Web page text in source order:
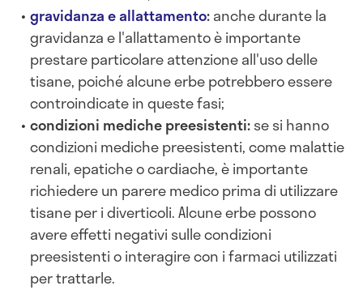
gravidanza e allattamento:anche durante la
gravidanza e l'allattamento è importante
prestare particolare attenzione all'uso delle
tisane, poiché alcune erbe potrebbero essere
controindicate in queste fasi;
condizioni mediche preesistenti:se si hanno
condizioni mediche preesistenti, come malattie
renali, epatiche o cardiache, è importante
richiedere un parere medico prima di utilizzare
tisane per i diverticoli. Alcune erbe possono
avere effetti negativi sulle condizioni
preesistenti o interagire con i farmaci utilizzati
per trattarle.